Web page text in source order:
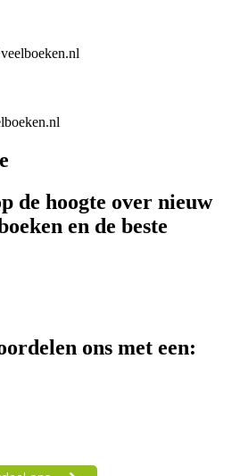
de hoogte over nieuw
en de beste
ons met een: